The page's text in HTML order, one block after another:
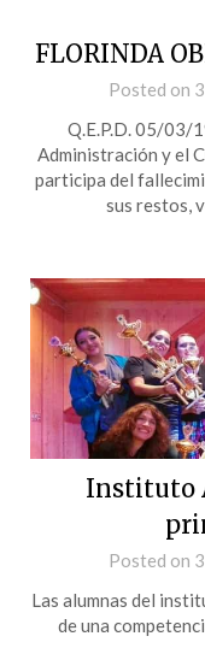
FLORINDA
Posted on
Q.E.P.D. 05/03/
Administración y el
participa del
sus restos,
Instituto
Posted on
Las alumnas del
de una